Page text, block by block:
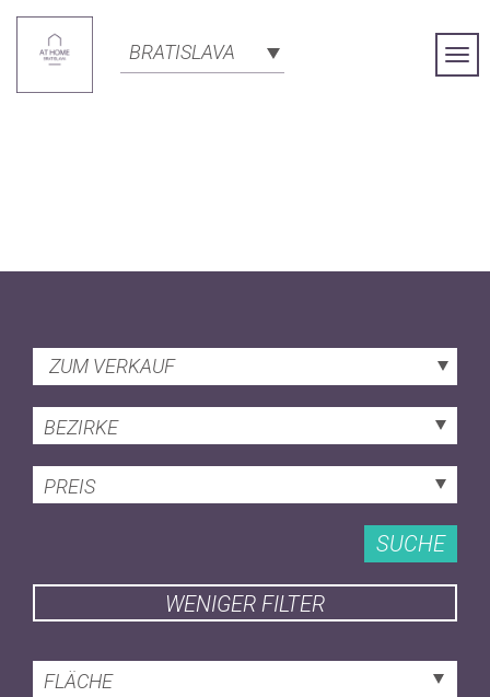
BRATISLAVA
ZUM VERKAUF
BEZIRKE
PREIS
SUCHE
WENIGER FILTER
FLÄCHE